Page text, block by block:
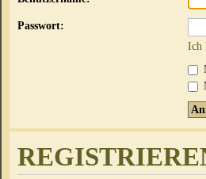
Passwort:
Ich